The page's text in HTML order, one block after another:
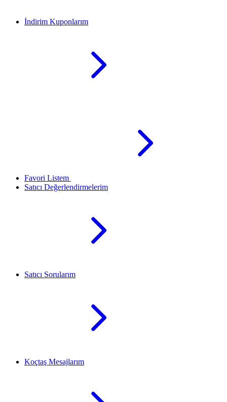
İndirim Kuponlarım
Favori Listem
Satıcı Değerlendirmelerim
Satıcı Sorularım
Koçtaş Mesajlarım